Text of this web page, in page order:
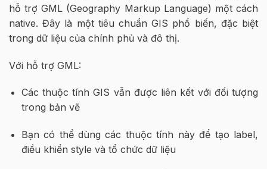
hỗ trợ GML (Geography Markup Language) một cách
native. Đây là một tiêu chuẩn GIS phổ biến, đặc biệt
trong dữ liệu của chính phủ và đô thị.
Với hỗ trợ GML:
Các thuộc tính GIS vẫn được liên kết với đối tượng
trong bản vẽ
Bạn có thể dùng các thuộc tính này để tạo label,
điều khiển style và tổ chức dữ liệu